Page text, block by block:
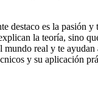
destaco es la pasión y
la teoría, sino
mundo real y te ayudan
y su aplicación